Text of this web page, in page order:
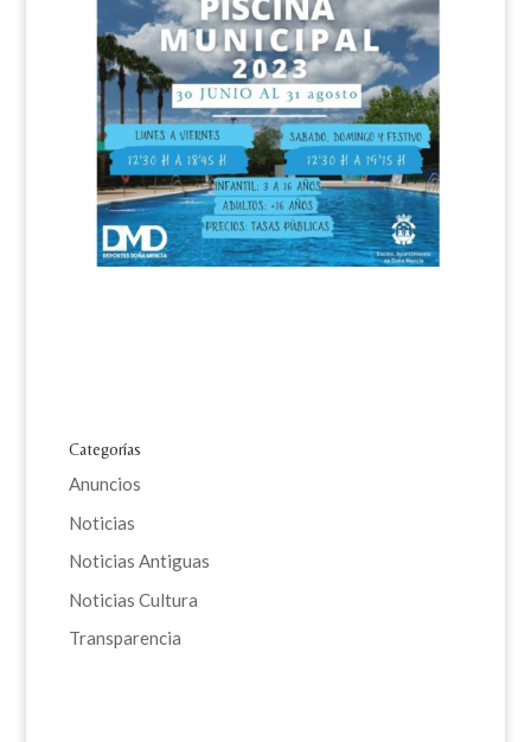
Categorías
Anuncios
Noticias
Noticias Antiguas
Noticias Cultura
Transparencia